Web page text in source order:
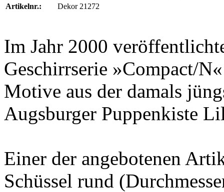
Artikelnr.:
Dekor 21272
Im Jahr 2000
Geschirrserie »Compact/
Motive aus der damals
Augsburger Puppenkiste
Einer der angebotenen
Schüssel rund